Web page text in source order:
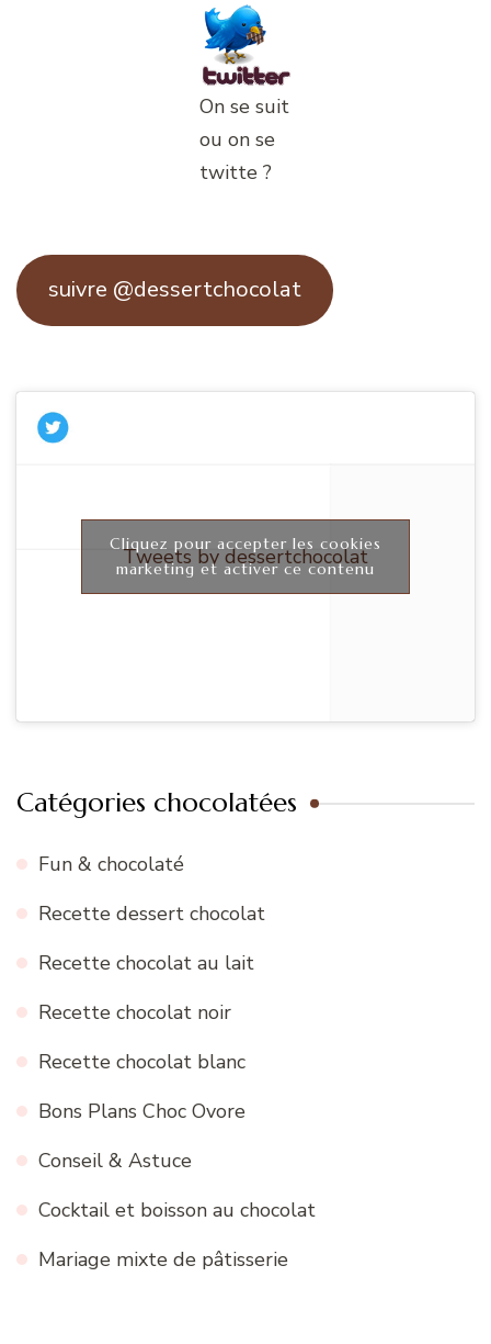
On se suit
ou on se
twitte ?
suivre @dessertchocolat
Tweets by dessertchocolat
Cliquez pour accepter les cookies
marketing et activer ce contenu
Catégories chocolatées
Fun & chocolaté
Recette dessert chocolat
Recette chocolat au lait
Recette chocolat noir
Recette chocolat blanc
Bons Plans Choc Ovore
Conseil & Astuce
Cocktail et boisson au chocolat
Mariage mixte de pâtisserie